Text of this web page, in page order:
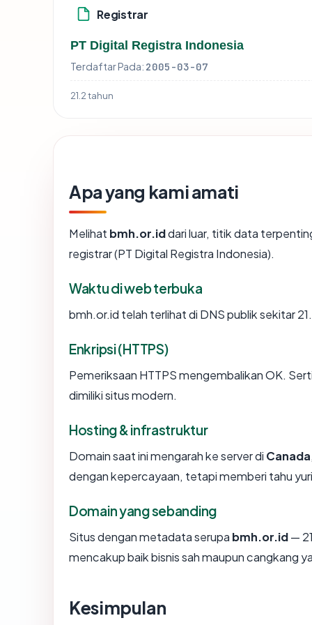
Registrar
PT Digital Registra Indonesia
Terdaftar Pada: 2005-03-07
21.2 tahun
Apa yang kami amati
Melihat bmh.or.iddari luar, titik data
registrar (PT Digital Registra Indonesia).
Waktu di web terbuka
bmh.or.id telah terlihat di DNS publik sekitar
Enkripsi (HTTPS)
Pemeriksaan HTTPS mengembalikan OK.
dimiliki situs modern.
Hosting & infrastruktur
Domain saat ini mengarah ke server di Canada
dengan kepercayaan, tetapi memberi tahu
Domain yang sebanding
Situs dengan metadata serupa bmh.or.id—
mencakup baik bisnis sah maupun cangkang
Kesimpulan